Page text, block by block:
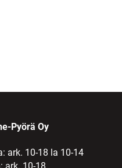
Pyörä Oy
ark. 10-18 la 10-14